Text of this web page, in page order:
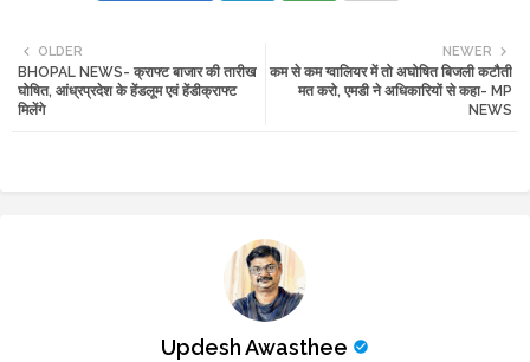
tte ats
NEWER
कम से कम ग्वालियर में तो अघोषित बिजली कटौती
मत करो, एमडी ने अधिकारियों से कहा- MP
NEWS
OLDER
BHOPAL NEWS- क्राफ्ट बाजार की तारीख
घोषित, आंध्रप्रदेश के हेंडलूम एवं हेंडीक्राफ्ट
मिलेंगे
Updesh Awasthee